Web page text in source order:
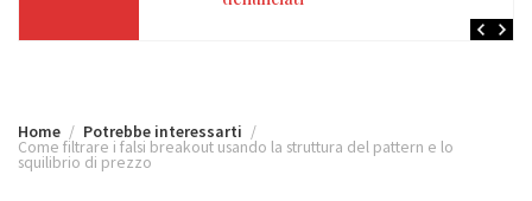
Home Potrebbe interessarti
Come filtrare i falsi breakout usando la struttura del pattern e lo
squilibrio di prezzo